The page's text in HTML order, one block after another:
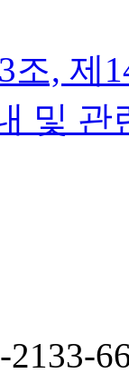
조, 제
및 관